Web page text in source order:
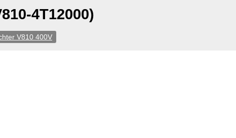
4T12000)
V810 400V